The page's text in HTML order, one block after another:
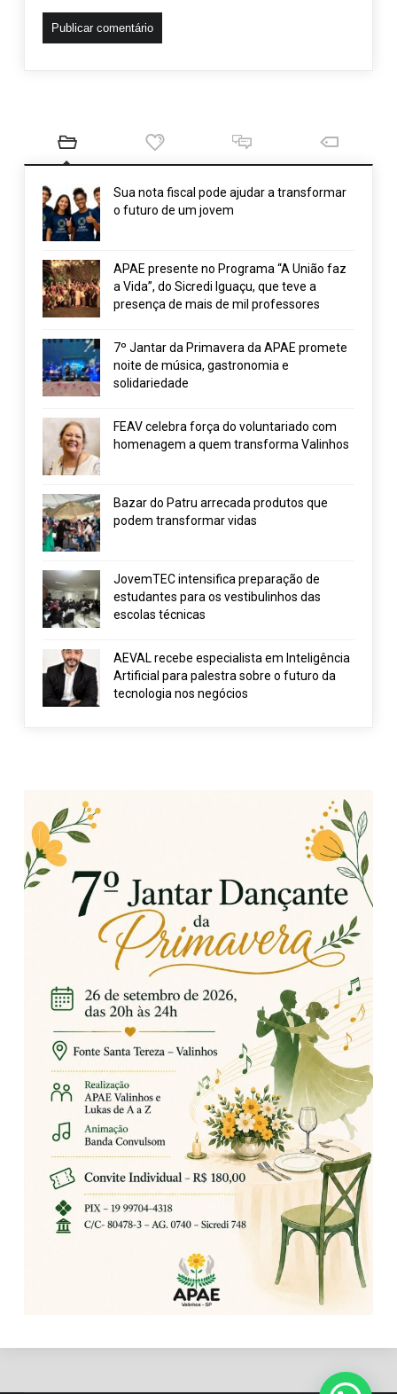
Sua nota fiscal pode ajudar a transformar
o futuro de um jovem
APAE presente no Programa “A União faz
a Vida”, do Sicredi Iguaçu, que teve a
presença de mais de mil professores
7º Jantar da Primavera da APAE promete
noite de música, gastronomia e
solidariedade
FEAV celebra força do voluntariado com
homenagem a quem transforma Valinhos
Bazar do Patru arrecada produtos que
podem transformar vidas
JovemTEC intensifica preparação de
estudantes para os vestibulinhos das
escolas técnicas
AEVAL recebe especialista em Inteligência
Artificial para palestra sobre o futuro da
tecnologia nos negócios